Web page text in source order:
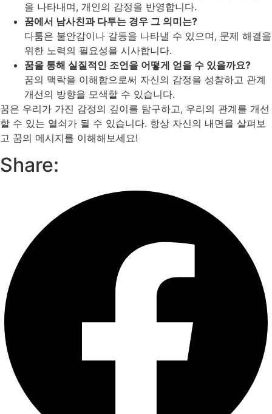
을 나타내며, 개인의 감정을 반영합니다.
꿈에서 남사친과 다투는 경우 그 의미는?
다툼은 불안감이나 갈등을 나타낼 수 있으며, 문제 해결을
위한 노력의 필요성을 시사합니다.
꿈을 통해 실질적인 조언을 어떻게 얻을 수 있을까요?
꿈의 맥락을 이해함으로써 자신의 감정을 성찰하고 관계
개선의 방향을 모색할 수 있습니다.
꿈은 우리가 가진 감정의 깊이를 탐구하고, 우리의 관계를 개선
할 수 있는 열쇠가 될 수 있습니다. 항상 자신의 내면을 살펴보
고 꿈의 메시지를 이해해보세요!
Share: